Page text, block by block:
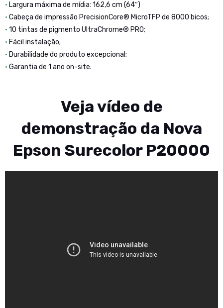
• Largura máxima de mídia: 162,6 cm (64″)
• Cabeça de impressão PrecisionCore® MicroTFP de 8000 bicos;
• 10 tintas de pigmento UltraChrome® PRO;
• Fácil instalação;
• Durabilidade do produto excepcional;
• Garantia de 1 ano on-site.
Veja vídeo de
demonstração da Nova
Epson Surecolor P20000